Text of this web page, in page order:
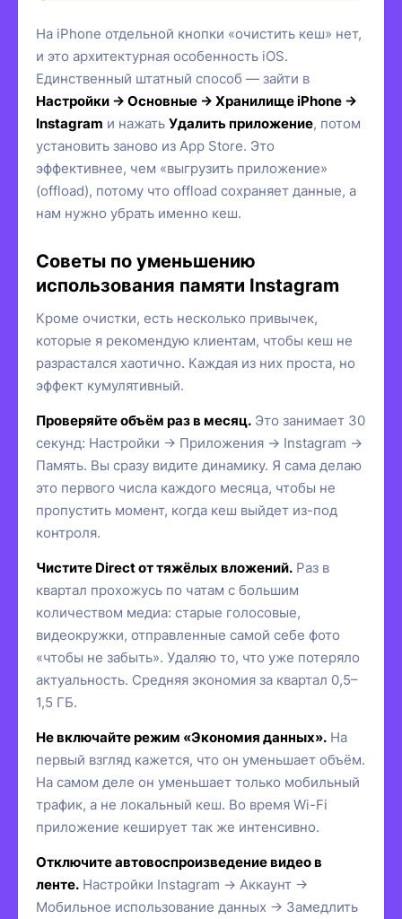
На iPhone отдельной кнопки «очистить кеш» нет,
и это архитектурная особенность iOS.
Единственный штатный способ — зайти в
Настройки → Основные → Хранилище iPhone →
Instagram и нажать Удалить приложение, потом
установить заново из App Store. Это
эффективнее, чем «выгрузить приложение»
(offload), потому что offload сохраняет данные, а
нам нужно убрать именно кеш.
Советы по уменьшению
использования памяти Instagram
Кроме очистки, есть несколько привычек,
которые я рекомендую клиентам, чтобы кеш не
разрастался хаотично. Каждая из них проста, но
эффект кумулятивный.
Проверяйте объём раз в месяц. Это занимает 30
секунд: Настройки → Приложения → Instagram →
Память. Вы сразу видите динамику. Я сама делаю
это первого числа каждого месяца, чтобы не
пропустить момент, когда кеш выйдет из-под
контроля.
Чистите Direct от тяжёлых вложений. Раз в
квартал прохожусь по чатам с большим
количеством медиа: старые голосовые,
видеокружки, отправленные самой себе фото
«чтобы не забыть». Удаляю то, что уже потеряло
актуальность. Средняя экономия за квартал 0,5–
1,5 ГБ.
Не включайте режим «Экономия данных». На
первый взгляд кажется, что он уменьшает объём.
На самом деле он уменьшает только мобильный
трафик, а не локальный кеш. Во время Wi-Fi
приложение кеширует так же интенсивно.
Отключите автовоспроизведение видео в
ленте. Настройки Instagram → Аккаунт →
Мобильное использование данных → Замедлить